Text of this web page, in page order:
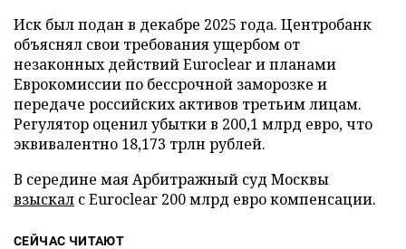
Иск был подан в декабре 2025 года. Центробанк
объяснял свои требования ущербом от
незаконных действий Euroclear и планами
Еврокомиссии по бессрочной заморозке и
передаче российских активов третьим лицам.
Регулятор оценил убытки в 200,1 млрд евро, что
эквивалентно 18,173 трлн рублей.
В середине мая Арбитражный суд Москвы
взыскал с Euroclear 200 млрд евро компенсации.
СЕЙЧАС ЧИТАЮТ